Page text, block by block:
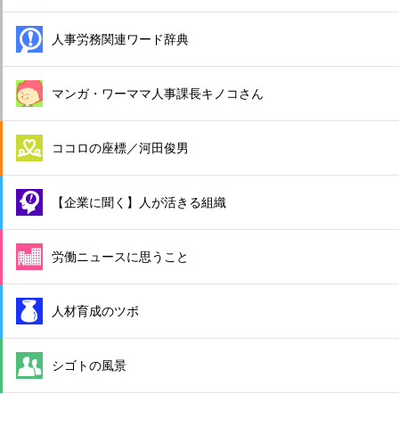
人事労務関連ワード辞典
マンガ・ワーママ人事課長キノコさん
ココロの座標／河田俊男
【企業に聞く】人が活きる組織
労働ニュースに思うこと
人材育成のツボ
シゴトの風景